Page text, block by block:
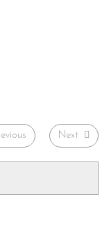
Next